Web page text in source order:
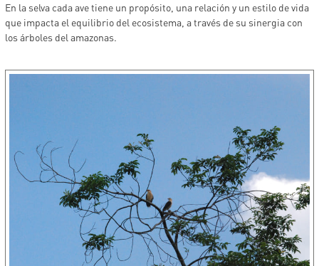
En la selva cada ave tiene un propósito, una relación y un estilo de vida
que impacta el equilibrio del ecosistema, a través de su sinergia con
los árboles del amazonas.